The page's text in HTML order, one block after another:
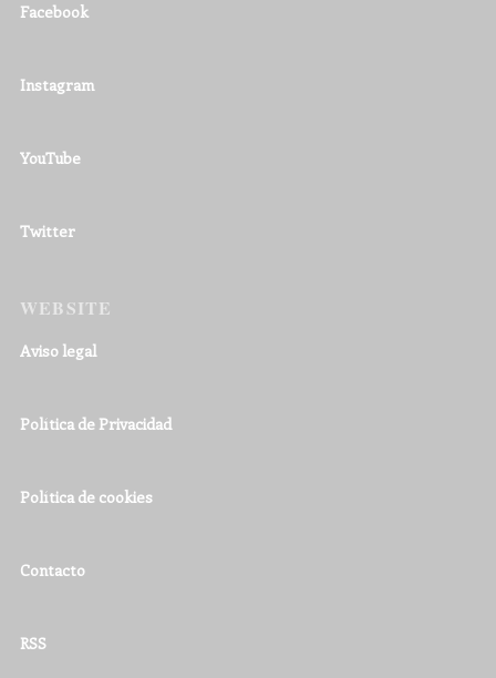
Facebook
Instagram
YouTube
Twitter
WEBSITE
Aviso legal
Política de Privacidad
Política de cookies
Contacto
RSS